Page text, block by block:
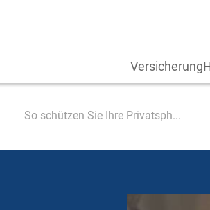
Versicherung
So schützen Sie Ihre Privatsph...